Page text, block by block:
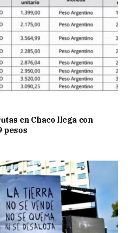
en Chaco llega con
pesos